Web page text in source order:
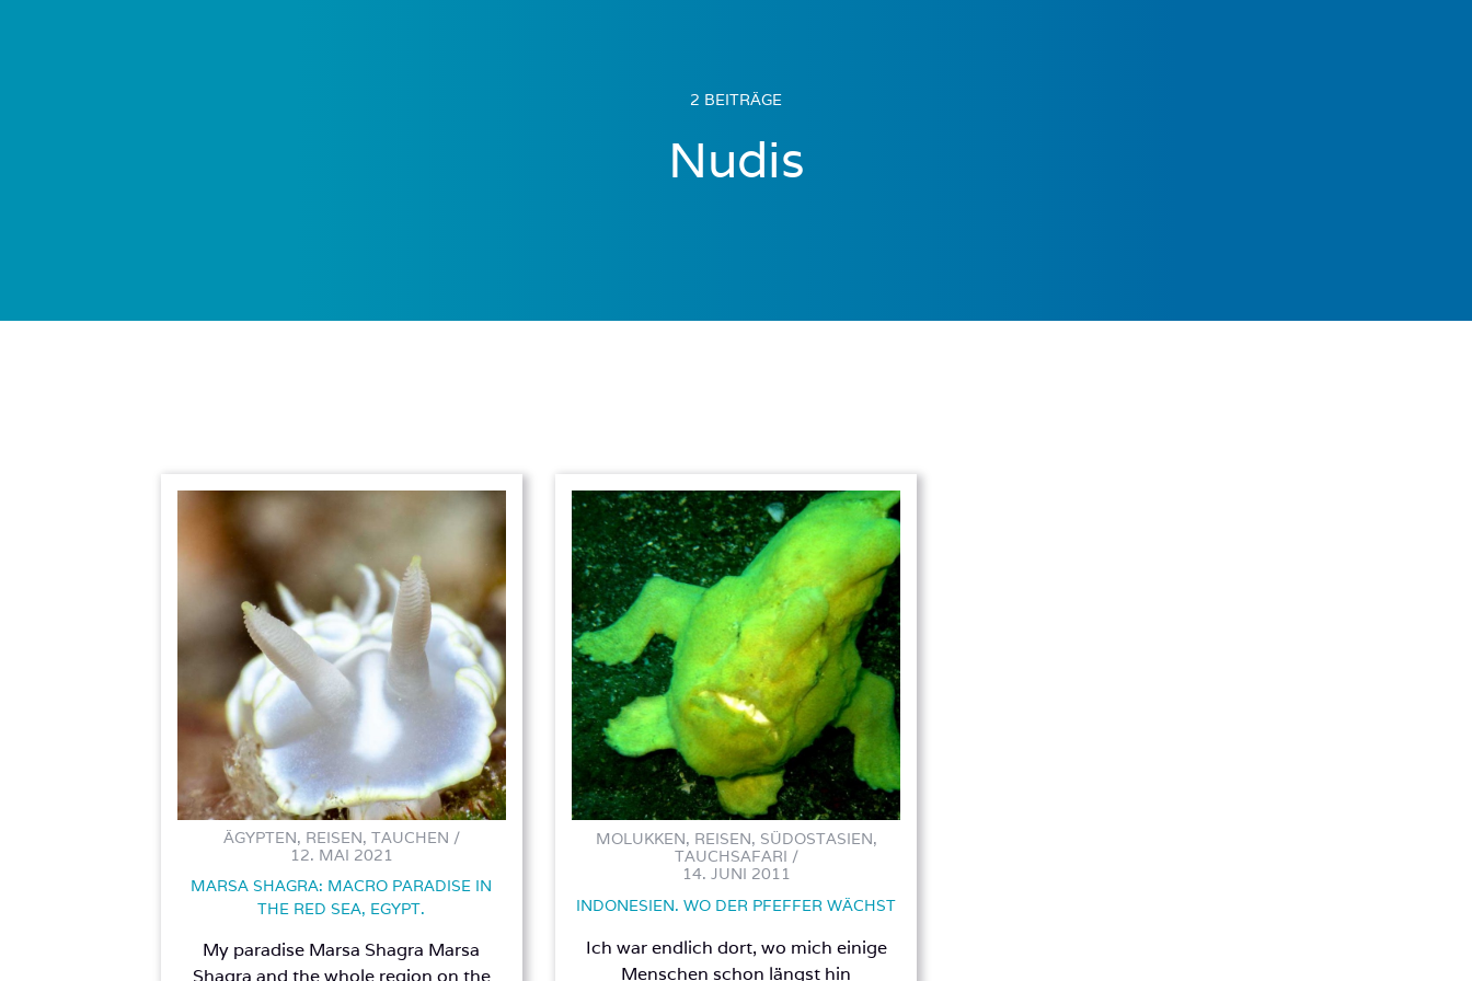
2 BEITRÄGE
Nudis
ÄGYPTEN, REISEN, TAUCHEN /
12. MAI 2021
MARSA SHAGRA: MACRO PARADISE IN
THE RED SEA, EGYPT.
My paradise Marsa Shagra Marsa
Shagra and the whole region on the
MOLUKKEN, REISEN, SÜDOSTASIEN,
TAUCHSAFARI /
14. JUNI 2011
INDONESIEN. WO DER PFEFFER WÄCHST
Ich war endlich dort, wo mich einige
Menschen schon längst hin